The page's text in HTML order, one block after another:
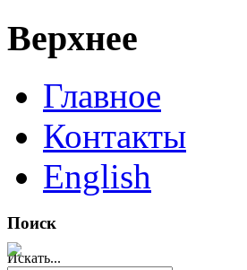
Верхнее
Главное
Контакты
English
Поиск
Искать...